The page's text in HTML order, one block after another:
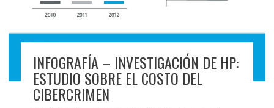
INFOGRAFÍA – INVESTIGACIÓN DE HP:
ESTUDIO SOBRE EL COSTO DEL
CIBERCRIMEN